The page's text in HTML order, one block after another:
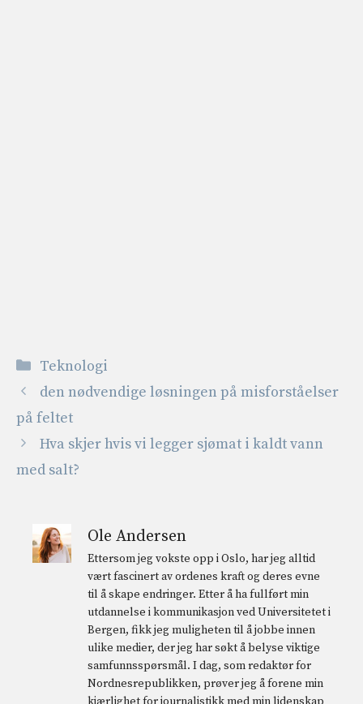
Kategorier
Teknologi
den nødvendige løsningen på misforståelser
på feltet
Hva skjer hvis vi legger sjømat i kaldt vann
med salt?
Ole Andersen
Ettersom jeg vokste opp i Oslo, har jeg alltid
vært fascinert av ordenes kraft og deres evne
til å skape endringer. Etter å ha fullført min
utdannelse i kommunikasjon ved Universitetet i
Bergen, fikk jeg muligheten til å jobbe innen
ulike medier, der jeg har søkt å belyse viktige
samfunnsspørsmål. I dag, som redaktør for
Nordnesrepublikken, prøver jeg å forene min